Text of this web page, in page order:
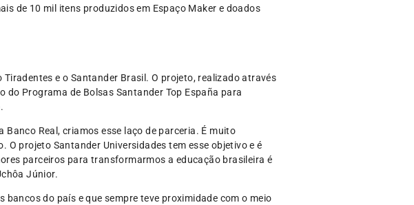
de 10 mil itens produzidos em Espaço Maker e doados
e o Santander Brasil. O projeto, realizado através
Programa de Bolsas Santander Top España para
Banco Real, criamos esse laço de parceria. É muito
projeto Santander Universidades tem esse objetivo e é
parceiros para transformarmos a educação brasileira é
Júnior.
do país e que sempre teve proximidade com o meio